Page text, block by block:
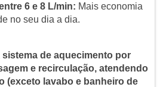
6 e 8 L/min: Mais economia
no seu dia a dia.
sistema de aquecimento por
e recirculação, atendendo
(exceto lavabo e banheiro de